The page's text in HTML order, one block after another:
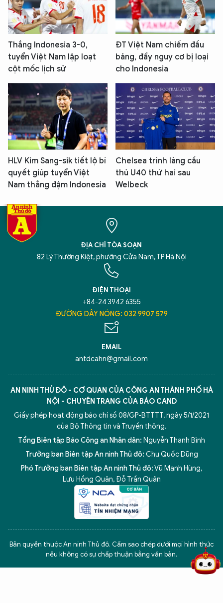
Thắng Indonesia 3-0,
tuyển Việt Nam lập loạt
cột mốc lịch sử
ĐT Việt Nam chiếm đầu
bảng, đẩy nguy cơ bị loại
cho Indonesia
HLV Kim Sang-sik tiết lộ bí
quyết giúp tuyển Việt
Nam thắng đậm Indonesia
Chelsea trình làng cầu
thủ U40 thứ hai sau
Welbeck
ĐỊA CHỈ TÒA SOẠN
82 Lý Thường Kiệt, phường Cửa Nam, TP Hà Nội
ĐIỆN THOẠI
+84-24 3942 6355
ĐƯỜNG DÂY NÓNG: 032 9907 579
EMAIL
antdcahn@gmail.com
AN NINH THỦ ĐÔ - CƠ QUAN CỦA CÔNG AN THÀNH PHỐ HÀ
NỘI - CHUYÊN TRANG CỦA BÁO CAND
Giấy phép hoạt động báo chí số 08/GP-BTTTT, ngày 5/1/2021
của Bộ Thông tin và Truyền thông.
Tổng Biên tập Báo Công an Nhân dân: Nguyễn Thanh Bình
Trưởng ban Biên tập An ninh Thủ đô: Chu Quốc Dũng
Phó Trưởng ban Biên tập An ninh Thủ đô:Vũ Mạnh Hùng,
Lưu Hồng Quân, Đỗ Trần Quân
Bản quyền thuộc An ninh Thủ đô. Cấm sao chép dưới mọi hình thức
nếu không có sự chấp thuận bằng văn bản.
5 điểm nghẽn của Hà Nội giải pháp xử lý điểm nghẽn của